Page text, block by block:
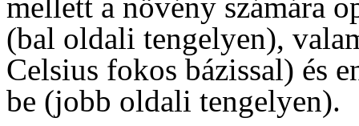
(bal oldali tengelyen),
Celsius fokos bázissal) és
be (jobb oldali tengelyen).